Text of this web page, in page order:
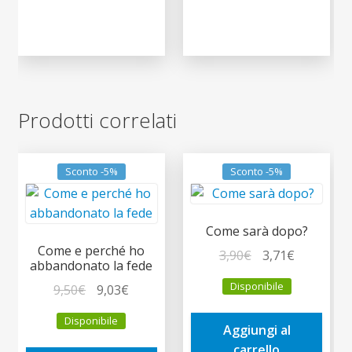
Prodotti correlati
Sconto -5%
Come e perché ho
abbandonato la fede
9,50€
prezzo
originale
era:
9,03€
è:
Disponibile
Sconto -5%
Come sarà dopo?
3,90€
prezzo
originale
era:
3,90€.
3,71€Il
è:
Disponibile
Aggiungi al